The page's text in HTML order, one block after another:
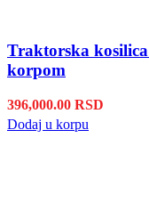
Traktorska
korpom
396,000.00 RSD
Dodaj u korpu